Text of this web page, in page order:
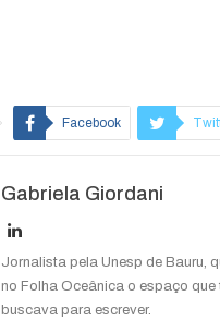
Facebook
Gabriela Giordani
Jornalista pela Unesp de Bauru,
no Folha Oceânica o espaço que
buscava para escrever.